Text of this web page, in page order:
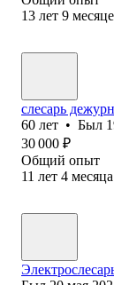
13 лет 9
слесарь
60 лет • Был
30 000 ₽
Общий опыт
11 лет 4 месяца